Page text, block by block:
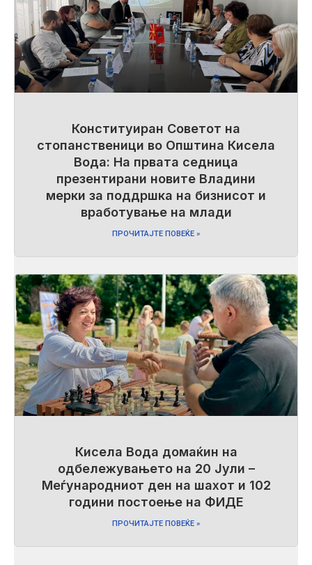
Конституиран Советот на
стопанственици во Општина Кисела
Вода: На првата седница
презентирани новите Владини
мерки за поддршка на бизнисот и
вработување на млади
ПРОЧИТАЈТЕ ПОВЕЌЕ »
Кисела Вода домаќин на
одбележувањето на 20 Јули –
Меѓународниот ден на шахот и 102
години постоење на ФИДЕ
ПРОЧИТАЈТЕ ПОВЕЌЕ »